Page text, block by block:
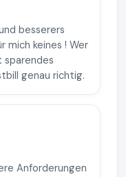
besserers
mich keines ! Wer
sparendes
genau richtig.
Anforderungen